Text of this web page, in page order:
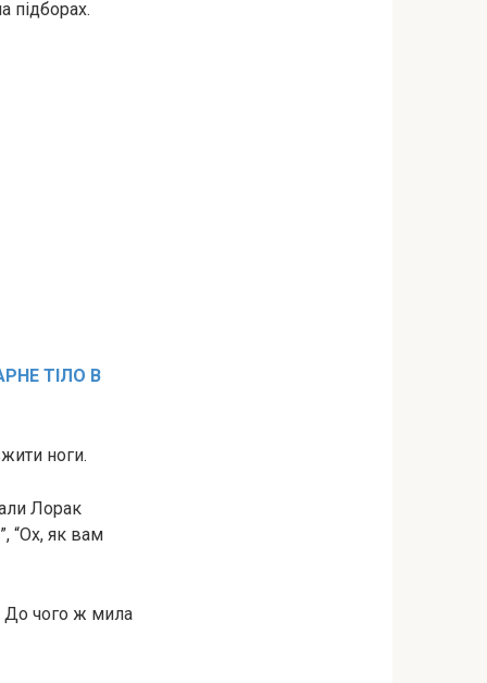
підборах.
ТIЛO В
ноги.
Лорак
“Ох, як вам
До чого ж мила